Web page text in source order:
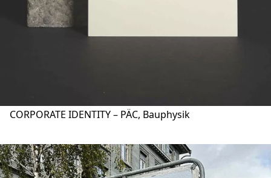
CORPORATE IDENTITY – PÄC, Bauphysik